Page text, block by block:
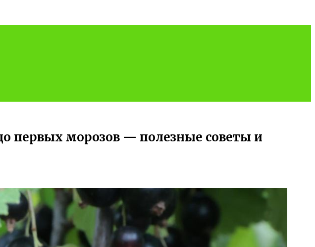
первых морозов — полезные советы и